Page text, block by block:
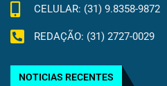
CELULAR: (31) 9.8358-9872
REDAÇÃO: (31) 2727-0029
NOTICIAS RECENTES